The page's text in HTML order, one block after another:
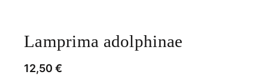
Lamprima adolphinae
12,50 €